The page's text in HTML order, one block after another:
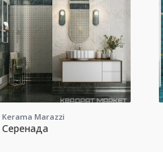
Kerama Marazzi
Серенада